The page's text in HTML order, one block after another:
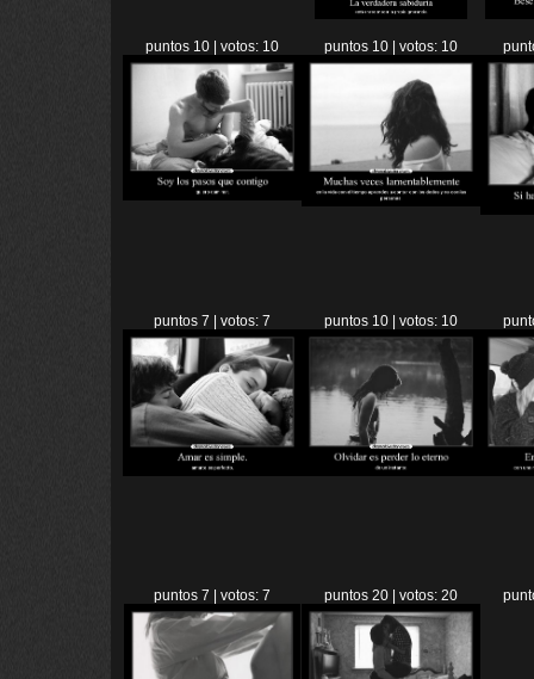
puntos 10 | votos: 10 puntos 10 | votos: 10
puntos 7 | votos: 7 puntos 10 | votos: 10
puntos 7 | votos: 7 puntos 20 | votos: 20